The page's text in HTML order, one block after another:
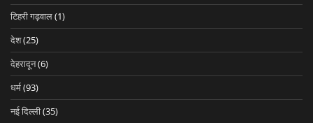
टिहरी गढ़वाल(1)
देश(25)
देहरादून(6)
धर्म(93)
नई दिल्ली(35)